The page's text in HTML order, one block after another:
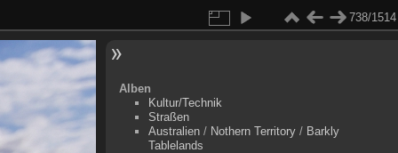
738/1514
Alben
Kultur/Technik
Straßen
Australien/ Nothern Territory/ Barkly
Tablelands